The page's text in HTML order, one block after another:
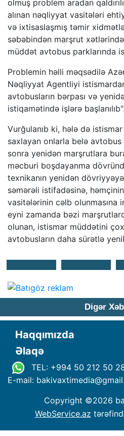
olmuş problem aradan
alınan nəqliyyat vasitələri
və ixtisaslaşmış təmir
səbəbindən marşrut
müddət avtobus parklarında
Problemin həlli məqsədilə
Nəqliyyat Agentliyi
avtobusların bərpası və
istiqamətində işlərə başlanılıb".
Vurğulanıb ki, hələ də
saxlayan onlarla belə
sonra yenidən marşrutlara
məcburi boşdayanma
texnikanın yenidən
səmərəli istifadəsinə,
vasitələrinin cəlb olunmasına
eyni zamanda bəzi
olunan, istismar müddətini
avtobusların daha sürətlə
Digər
Haqqımızda
Əlaqə
TEL: +994 50 212 50
E-mail: bakivaxtimedia@
Copyright ©2026
WebService.az